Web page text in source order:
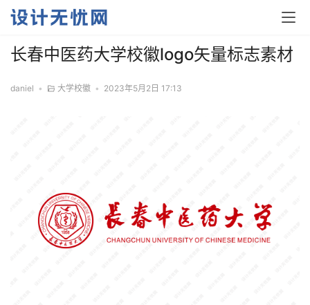
长春中医药大学校徽logo矢量标志素材
daniel • 大学校徽 • 2023年5月2日 17:13